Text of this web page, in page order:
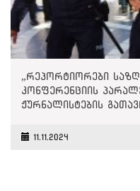
„რეპორტიორები
კონფერენციის
ჟურნალისტების
11.11.2024